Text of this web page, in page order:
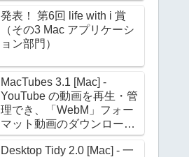
発表！ 第6回 life with i 賞
（その3 Mac アプリケーシ
ョン部門）
MacTubes 3.1 [Mac] -
YouTube の動画を再生・管
理でき、「WebM」フォー
マット動画のダウンロード
にも対応
Desktop Tidy 2.0 [Mac] - 一